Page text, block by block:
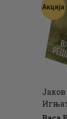
Акција
Јаков